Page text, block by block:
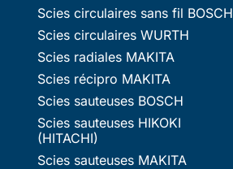
Scies circulaires sans fil BOSCH
Scies circulaires WURTH
Scies radiales MAKITA
Scies récipro MAKITA
Scies sauteuses BOSCH
Scies sauteuses HIKOKI
(HITACHI)
Scies sauteuses MAKITA